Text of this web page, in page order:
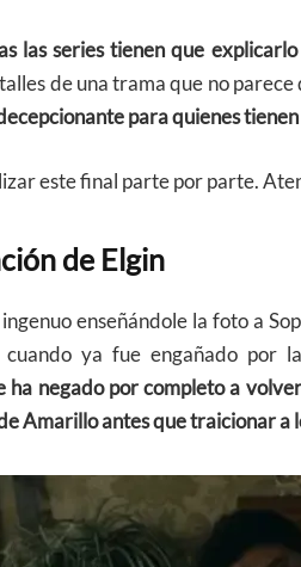
las series tienen que
de una trama que no
para quienes
este final parte por parte.
de Elgin
enseñándole la foto a
cuando ya fue engañado por
ha negado por completo a
Amarillo antes que traicionar a